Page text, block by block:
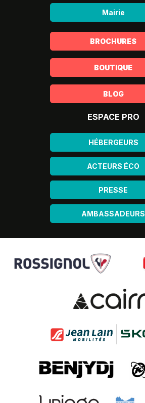
Mairie
BROCHURES
BOUTIQUE
BLOG
ESPACE PRO
HÉBERGEURS
ACTEURS ÉCO
PRESSE
AMBASSADEURS